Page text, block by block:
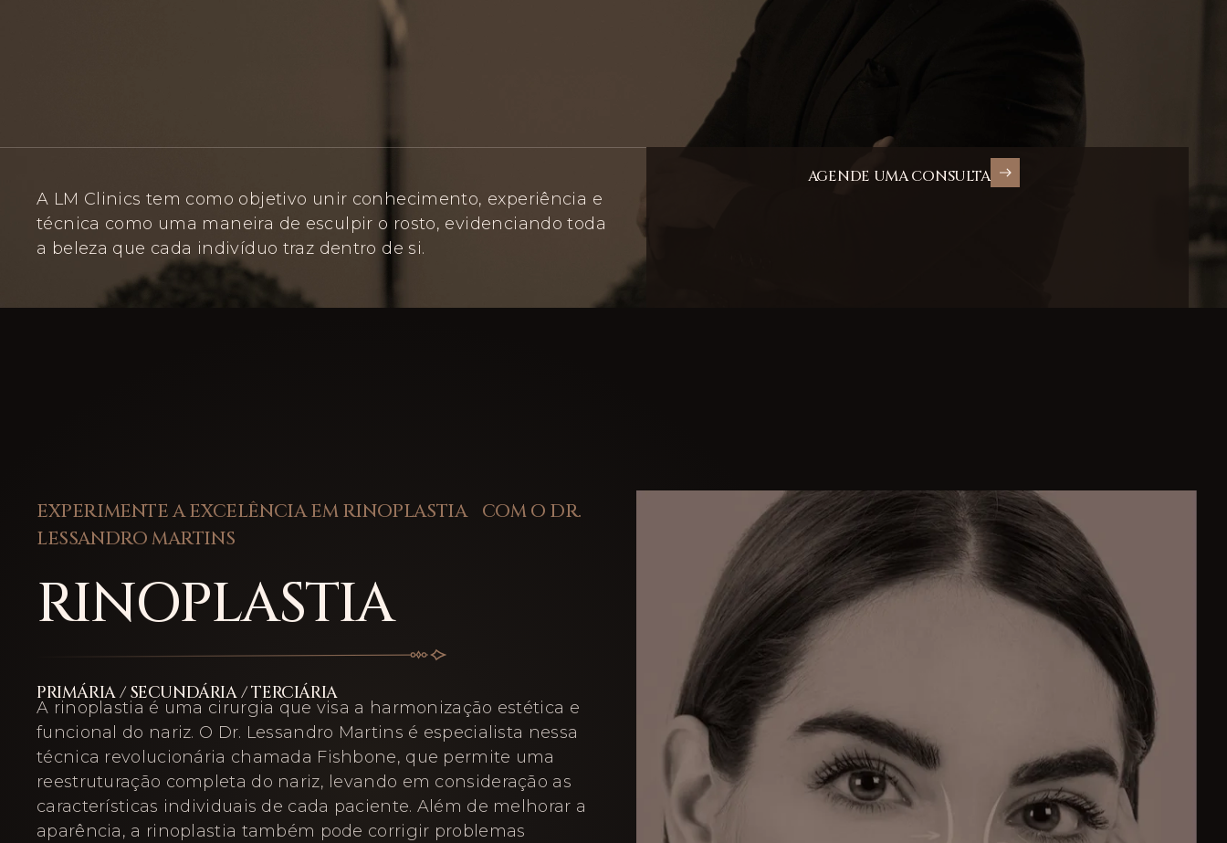
A LM Clinics tem como objetivo unir conhecimento, experiência e
técnica como uma maneira de esculpir o rosto, evidenciando toda
a beleza que cada indivíduo traz dentro de si.
AGENDE UMA CONSULTA
EXPERIMENTE A EXCELÊNCIA EM RINOPLASTIA COM O DR.
LESSANDRO MARTINS
RINOPLASTIA
PRIMÁRIA / SECUNDÁRIA / TERCIÁRIA
A rinoplastia é uma cirurgia que visa a harmonização estética e
funcional do nariz. O Dr. Lessandro Martins é especialista nessa
técnica revolucionária chamada Fishbone, que permite uma
reestruturação completa do nariz, levando em consideração as
características individuais de cada paciente. Além de melhorar a
aparência, a rinoplastia também pode corrigir problemas